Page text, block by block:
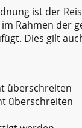
ist der
Rahmen der
Dies gilt
überschreiten
überschreiten